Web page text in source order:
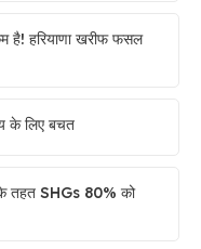
है! हरियाणा खरीफ फसल
लिए बचत
SHGs 80% को